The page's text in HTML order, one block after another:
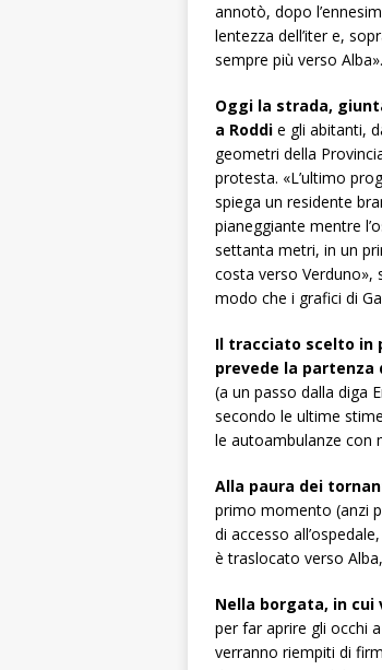
annotò, dopo
lentezza dell’iter e,
sempre più verso Alba».
Oggi la strada,
a Roddi e gli abitanti,
geometri della
protesta. «L’ultimo
spiega un residente
pianeggiante mentre
settanta metri, in un
costa verso Verduno»,
modo che i grafici di
Il tracciato scelto in
prevede la partenza
(a un passo dalla diga
secondo le ultime
le autoambulanze con
Alla paura dei
primo momento (anzi
di accesso
è traslocato verso
Nella borgata, in cui
per far aprire gli occhi
verranno riempiti di